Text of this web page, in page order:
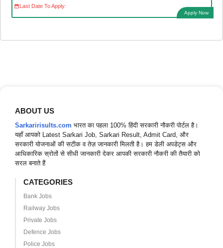
Last Date To Apply:
Apply Now
ABOUT US
Sarkaririsults.com भारत का पहला 100% हिंदी सरकारी नौकरी पोर्टल है।
यहाँ आपको Latest Sarkari Job, Sarkari Result, Admit Card, और
सरकारी योजनाओं की सटीक व तेज़ जानकारी मिलती है। हम डेली अपडेट्स और
आधिकारिक स्रोतों से सीधी जानकारी देकर आपकी सरकारी नौकरी की तैयारी को
सरल बनाते हैं
CATEGORIES
Bank Jobs
Railway Jobs
Private Jobs
Defence Jobs
Police Jobs